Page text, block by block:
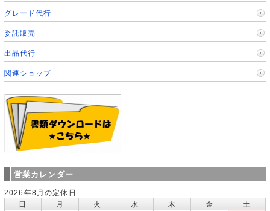
グレード代行
委託販売
出品代行
関連ショップ
営業カレンダー
2026年8月の定休日
日
月 火 水 木 金
土